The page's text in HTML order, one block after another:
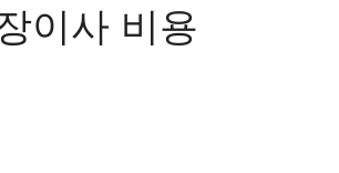
이사 비용